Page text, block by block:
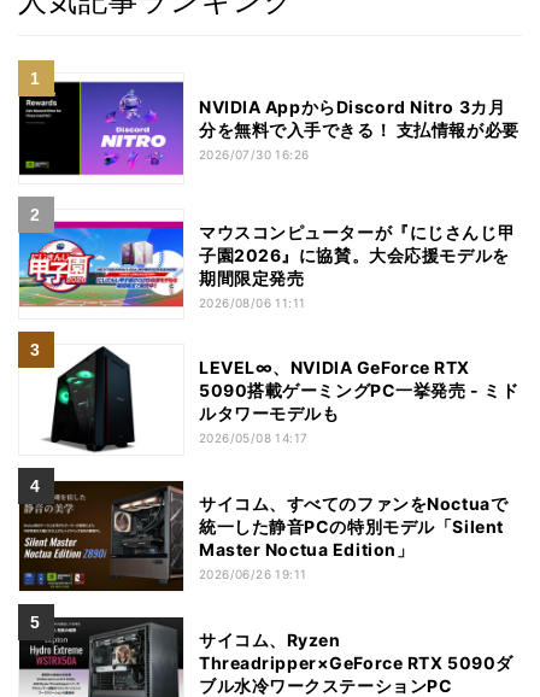
NVIDIA AppからDiscord Nitro 3カ月
分を無料で入手できる！ 支払情報が必要
2026/07/30 16:26
マウスコンピューターが『にじさんじ甲
子園2026』に協賛。大会応援モデルを
期間限定発売
2026/08/06 11:11
LEVEL∞、NVIDIA GeForce RTX
5090搭載ゲーミングPC一挙発売 - ミド
ルタワーモデルも
2026/05/08 14:17
サイコム、すべてのファンをNoctuaで
統一した静音PCの特別モデル「Silent
Master Noctua Edition」
2026/06/26 19:11
サイコム、Ryzen
Threadripper×GeForce RTX 5090ダ
ブル水冷ワークステーションPC